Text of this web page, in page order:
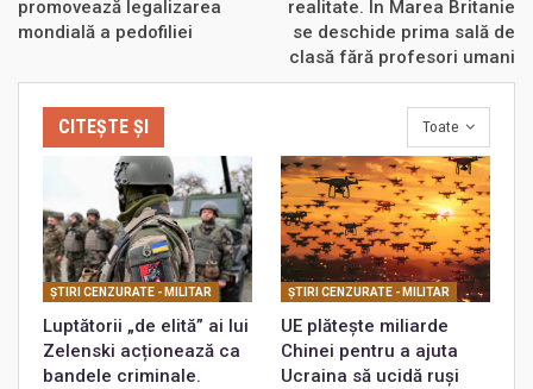
promovează legalizarea
mondială a pedofiliei
realitate. În Marea Britanie
se deschide prima sală de
clasă fără profesori umani
Toate
CITEȘTE ȘI
ŞTIRI CENZURATE - MILITAR
Luptătorii „de elită” ai lui
Zelenski acționează ca
bandele criminale.
ŞTIRI CENZURATE - MILITAR
UE plătește miliarde
Chinei pentru a ajuta
Ucraina să ucidă ruși